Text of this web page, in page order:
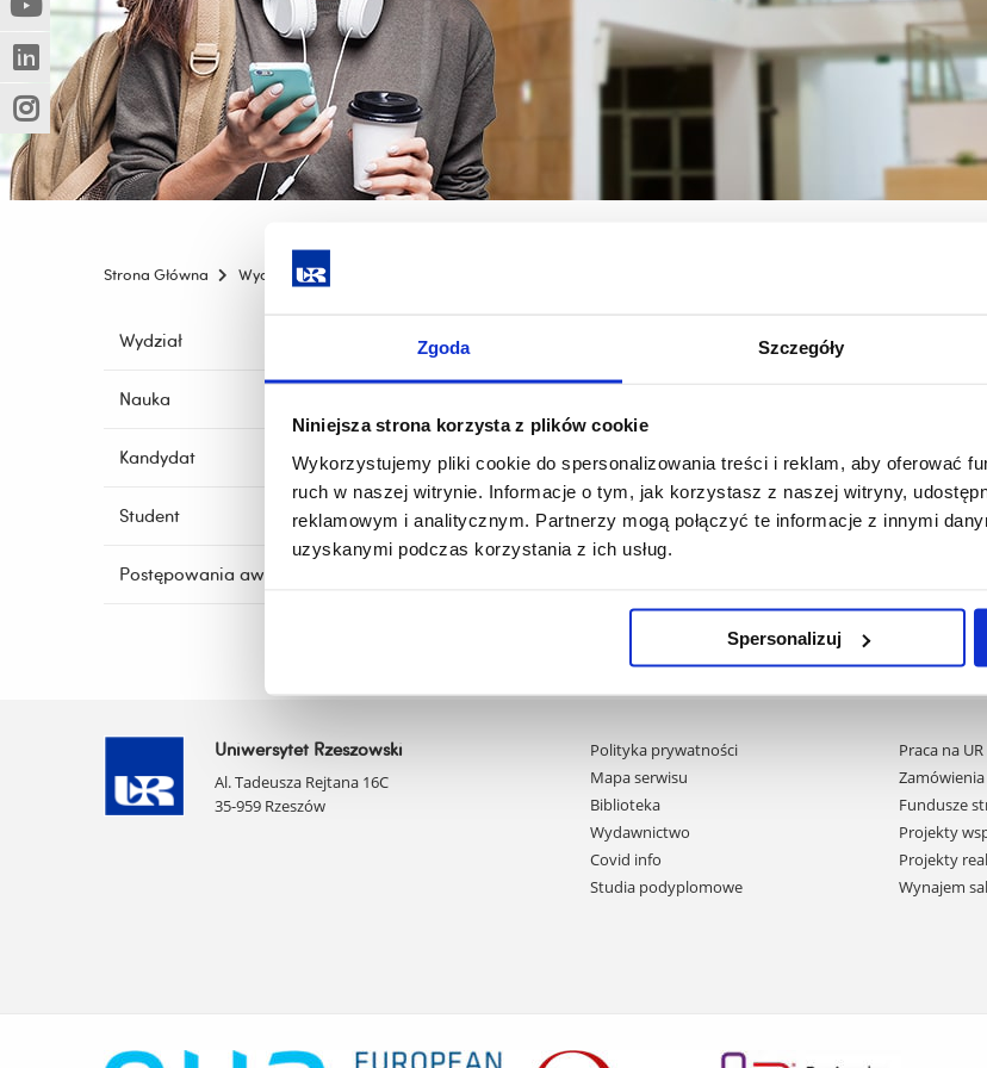
Zgoda Szczegóły
Niniejsza strona korzysta z plików cookie
Wykorzystujemy pliki cookie do spersonalizowania treści i reklam, aby oferować
ruch w naszej witrynie. Informacje o tym, jak korzystasz z naszej witryny,
reklamowym i analitycznym. Partnerzy mogą połączyć te informacje z innymi
uzyskanymi podczas korzystania z ich usług.
Spersonalizuj
innej
strony)
(Nowe
okno)
(Link
do
innej
strony)
(Nowe
okno)
(Link
do
innej
strony)
(Nowe
okno)
(Link
do
innej
strony)
Strona Główna Wydziały
Pomiń
i
treści
Wydział
Nauka
Kandydat
Student
Postępowania awansowe
nawigację
i
do
treści
pedagogicznym,
kulturowym.
zobacz więcej
Uniwersytet Rzeszowski
Al. Tadeusza Rejtana 16C
35-959 Rzeszów
Pomiń
nawigację
i
przejdź
do
treści
Polityka prywatności
Mapa serwisu
Biblioteka
Wydawnictwo
Covid info
Studia podyplomowe
Praca na UR
Fundusze
Projekty
Projekty
Wynajem sal